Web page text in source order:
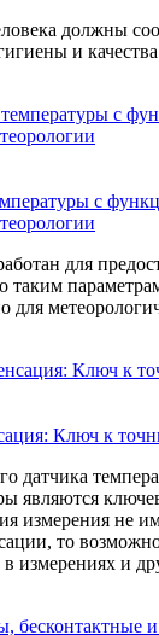
должны
и
с
для
таким
для
Ключ к
датчика
являются
измерения не
то
измерениях и